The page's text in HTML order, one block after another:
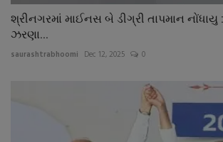
શ્રીનગરમાં માઈનસ બે ડીગ્રી તાપમાન નોંધાયુ
ઝરણા...
saurashtrabhoomi Dec 12, 2025 0